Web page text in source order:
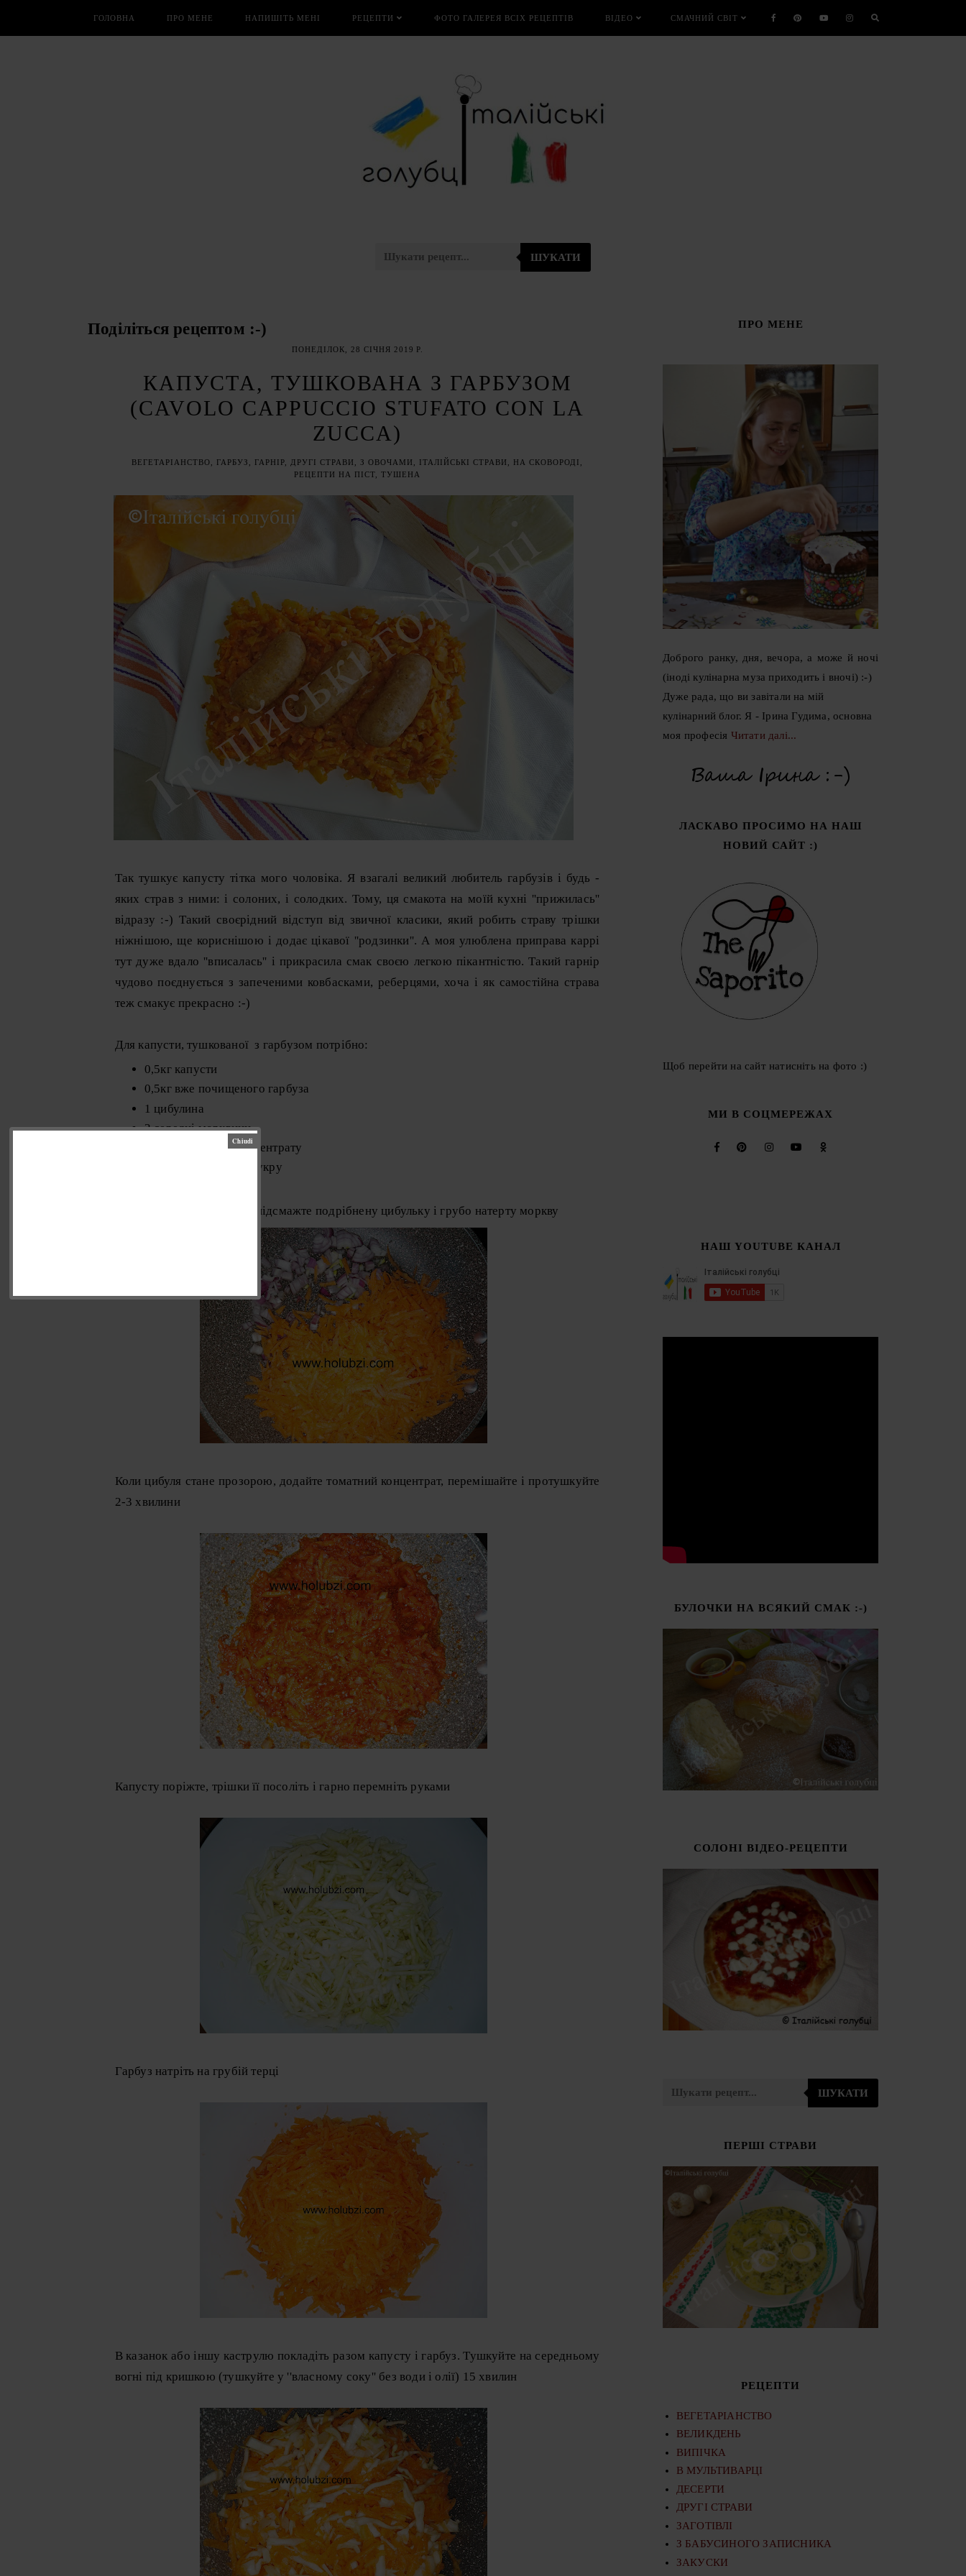
ГОЛОВНА ПРО МЕНЕ НАПИШІТЬ МЕНІ РЕЦЕПТИ ФОТО ГАЛЕРЕЯ ВСІХ РЕЦЕПТІВ ВІДЕО СМАЧНИЙ СВІТ
ШУКАТИ
Поділіться рецептом :-)
ПОНЕДІЛОК, 28 СІЧНЯ 2019 Р.
КАПУСТА, ТУШКОВАНА З ГАРБУЗОМ
(CAVOLO CAPPUCCIO STUFATO CON LA
ZUCCA)
ВЕГЕТАРІАНСТВО ГАРБУЗ ГАРНІР ДРУГІ СТРАВИ З ОВОЧАМИ ІТАЛІЙСЬКІ СТРАВИ НА СКОВОРОДІ
РЕЦЕПТИ НА ПІСТ
ТУШЕНА
Так тушкує капусту тітка мого чоловіка. Я взагалі великий любитель гарбузів і будь -
яких страв з ними: і солоних, і солодких. Тому, ця смакота на моїй кухні ''прижилась''
відразу :-) Такий своєрідний відступ від звичної класики, який робить страву трішки
ніжнішою, ще кориснішою і додає цікавої ''родзинки''. А моя улюблена приправа каррі
тут дуже вдало ''вписалась'' і прикрасила смак своєю легкою пікантністю. Такий гарнір
чудово поєднується з запеченими ковбасками, реберцями, хоча і як самостійна страва
теж смакує прекрасно :-)
Для капусти, тушкованої з гарбузом потрібно:
0,5кг капусти
0,5кг вже почищеного гарбуза
1 цибулина
2 середні морквини
2ст.л. томатного концентрату
сіль, перець, щіпка цукру
В невеликій кількості олії підсмажте подрібнену цибульку і грубо натерту моркву
Коли цибуля стане прозорою, додайте томатний концентрат, перемішайте і протушкуйте
2-3 хвилини
Капусту поріжте, трішки її посоліть і гарно перемніть руками
Гарбуз натріть на грубій терці
В казанок або іншу каструлю покладіть разом капусту і гарбуз. Тушкуйте на середньому
вогні під кришкою (тушкуйте у ''власному соку'' без води і олії) 15 хвилин
ПРО МЕНЕ
Доброго ранку, дня, вечора, а може й ночі
(іноді кулінарна муза приходить і вночі) :-)
Дуже рада, що ви завітали на мій
кулінарний блог. Я - Ірина Гудима, основна
моя професія Читати далі...
ЛАСКАВО ПРОСИМО НА НАШ
НОВИЙ САЙТ :)
Щоб перейти на сайт натисніть на фото :)
МИ В СОЦМЕРЕЖАХ
НАШ YOUTUBE КАНАЛ
БУЛОЧКИ НА ВСЯКИЙ СМАК :-)
СОЛОНІ ВІДЕО-РЕЦЕПТИ
ШУКАТИ
ПЕРШІ СТРАВИ
РЕЦЕПТИ
ВЕГЕТАРІАНСТВО
ВЕЛИКДЕНЬ
ВИПІЧКА
В МУЛЬТИВАРЦІ
ДЕСЕРТИ
ДРУГІ СТРАВИ
ЗАГОТІВЛІ
З БАБУСИНОГО ЗАПИСНИКА
ЗАКУСКИ